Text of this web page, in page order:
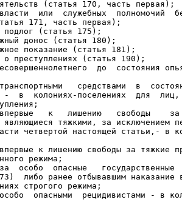
или  служебных  полномочий
до  состояния
средствами  в
в  колониях-поселениях  для  лиц,
к   лишению   свободы
тяжкими, за исключением
четвертой настоящей статьи,- в
к лишению свободы за тяжкие
особо  опасные   государственные
либо ранее отбывавшим наказание
опасными  рецидивистами - в